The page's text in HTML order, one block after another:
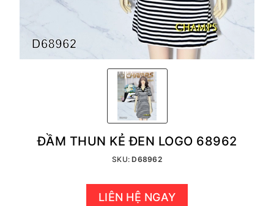
ĐẦM THUN KẺ ĐEN LOGO 68962
SKU:D68962
LIÊN HỆ NGAY